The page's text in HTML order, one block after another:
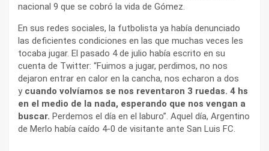
nacional 9 que se cobró la vida de Gómez.
En sus redes sociales, la futbolista ya había denunciado
las deficientes condiciones en las que muchas veces les
tocaba jugar. El pasado 4 de julio había escrito en su
cuenta de Twitter: “Fuimos a jugar, perdimos, no nos
dejaron entrar en calor en la cancha, nos echaron a dos
y cuando volvíamos se nos reventaron 3 ruedas. 4 hs
en el medio de la nada, esperando que nos vengan a
buscar. Perdemos el día en el laburo”. Aquel día, Argentino
de Merlo había caído 4-0 de visitante ante San Luis FC.